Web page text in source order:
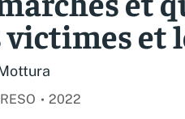
victimes et
2022